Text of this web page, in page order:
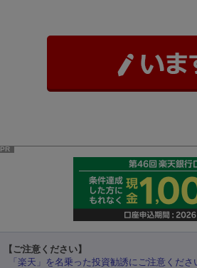
PR
【ご注意ください】
「楽天」を名乗った投資勧誘にご注意くださ